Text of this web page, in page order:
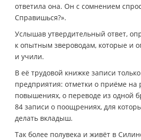
ответила она. Он с сомнением
Справишься?».
Услышав утвердительный ответ,
к опытным звероводам, которые и
и учили.
В её трудовой книжке записи только
предприятия: отметки о приёме на
повышениях, о переводе из одной
84 записи о поощрениях, для
делать вкладыш.
Так более полувека и живёт в